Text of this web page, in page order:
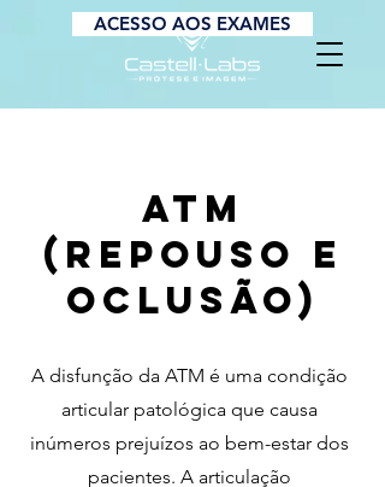
ACESSO AOS EXAMES
ATM
(repouso e
oclusão)
A disfunção da ATM é uma condição
articular patológica que causa
inúmeros prejuízos ao bem-estar dos
pacientes. A articulação